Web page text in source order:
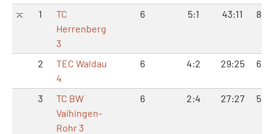
1
TC
Herrenberg
3
6 5:1 43:11
2
TEC Waldau
4
6 4:2 29:25
3
TC BW
Vaihingen-
Rohr 3
6 2:4 27:27